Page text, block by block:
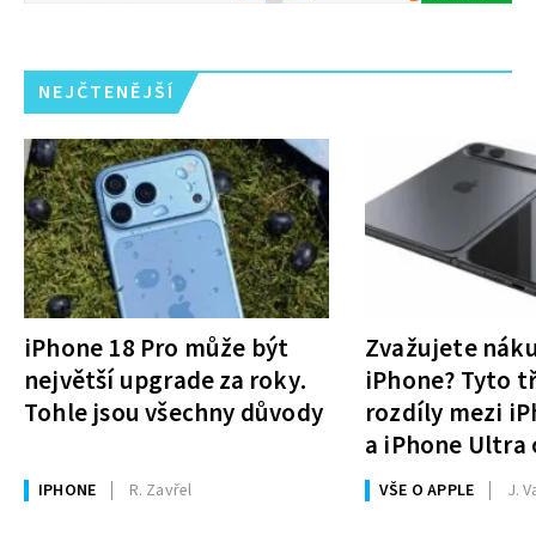
NEJČTENĚJŠÍ
iPhone 18 Pro může být
největší upgrade za roky.
Tohle jsou všechny důvody
IPHONE R. Zavřel
Zvažujete
iPhone? Tyto
rozdíly mezi
a iPhone Ultra
rozhodnutí
VŠE O APPLE J.